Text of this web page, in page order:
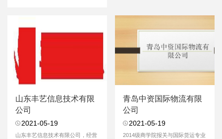
山东丰艺信息技术有限
公司
2021-05-19
山东丰艺信息技术有限公司，经营
青岛中资国际物流有限
公司
2021-05-19
2014级商学院报关与国际货运专业